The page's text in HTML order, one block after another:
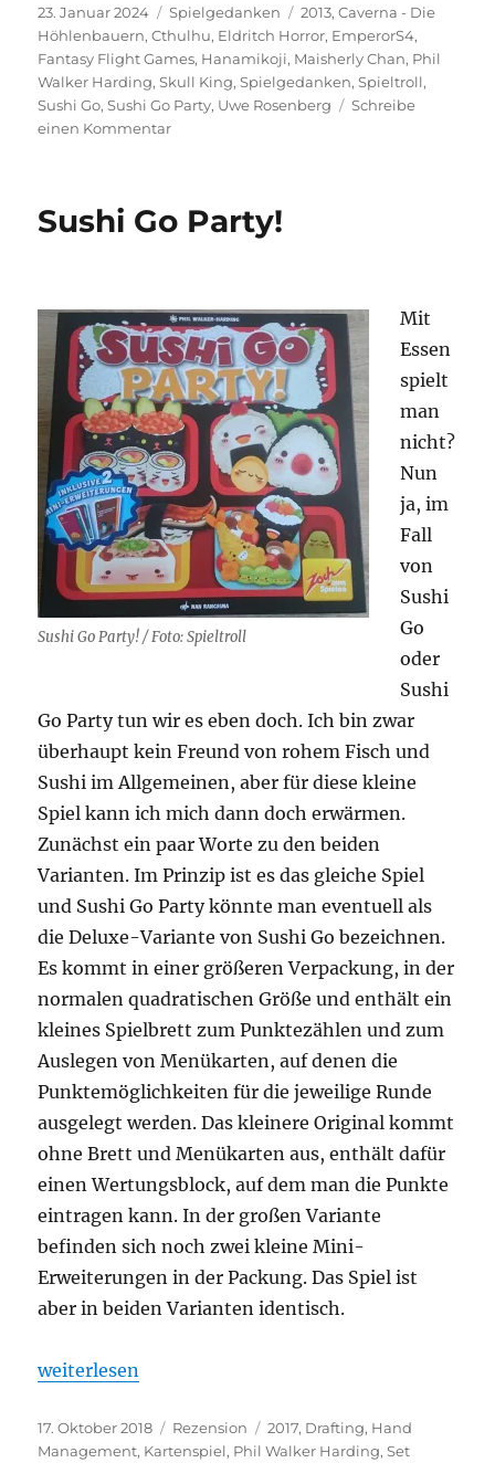
Veröffentlicht
am
23. Januar 2024 Kategorien
Spielgedanken Schlagwörter
2013,Caverna - Die
Höhlenbauern,Cthulhu, Eldritch Horror, EmperorS4,
Fantasy Flight Games, Hanamikoji, Maisherly Chan, Phil
Walker Harding,Skull King,Spielgedanken,Spieltroll,
Sushi Go,Sushi Go Party, Uwe Rosenberg
Schreibe
einen Kommentarzu
Sammlung
Sushi Go Party!
Sushi Go Party! / Foto: Spieltroll
Mit
Essen
spielt
man
nicht?
Nun
ja, im
Fall
von
Sushi
Go
oder
Sushi
Go Party tun wir es eben doch. Ich bin zwar
überhaupt kein Freund von rohem Fisch und
Sushi im Allgemeinen, aber für diese kleine
Spiel kann ich mich dann doch erwärmen.
Zunächst ein paar Worte zu den beiden
Varianten. Im Prinzip ist es das gleiche Spiel
und Sushi Go Party könnte man eventuell als
die Deluxe-Variante von Sushi Go bezeichnen.
Es kommt in einer größeren Verpackung, in der
normalen quadratischen Größe und enthält ein
kleines Spielbrett zum Punktezählen und zum
Auslegen von Menükarten, auf denen die
Punktemöglichkeiten für die jeweilige Runde
ausgelegt werden. Das kleinere Original kommt
ohne Brett und Menükarten aus, enthält dafür
einen Wertungsblock, auf dem man die Punkte
eintragen kann. In der großen Variante
befinden sich noch zwei kleine Mini-
Erweiterungen in der Packung. Das Spiel ist
aber in beiden Varianten identisch.
„Sushi Go Party!“
weiterlesen
Veröffentlicht
am
17. Oktober 2018 Kategorien
Rezension Schlagwörter
2017, Drafting, Hand
Management, Kartenspiel, Phil Walker Harding,Set